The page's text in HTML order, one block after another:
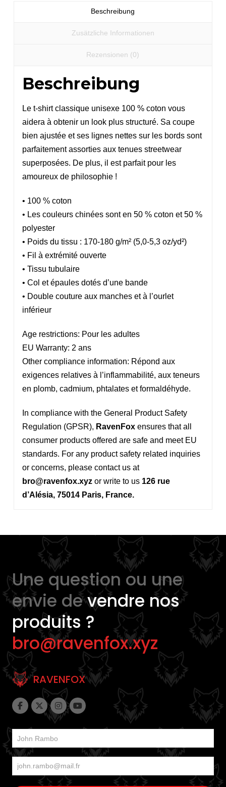
Beschreibung
Zusätzliche Informationen
Rezensionen (0)
Beschreibung
Le t-shirt classique unisexe 100 % coton vous
aidera à obtenir un look plus structuré. Sa coupe
bien ajustée et ses lignes nettes sur les bords sont
parfaitement assorties aux tenues streetwear
superposées. De plus, il est parfait pour les
amoureux de philosophie !
• 100 % coton
• Les couleurs chinées sont en 50 % coton et 50 %
polyester
• Poids du tissu : 170-180 g/m² (5,0-5,3 oz/yd²)
• Fil à extrémité ouverte
• Tissu tubulaire
• Col et épaules dotés d’une bande
• Double couture aux manches et à l’ourlet
inférieur
Age restrictions: Pour les adultes
EU Warranty: 2 ans
Other compliance information: Répond aux
exigences relatives à l’inflammabilité, aux teneurs
en plomb, cadmium, phtalates et formaldéhyde.
In compliance with the General Product Safety
Regulation (GPSR), RavenFoxensures that all
consumer products offered are safe and meet EU
standards. For any product safety related inquiries
or concerns, please contact us at
bro@ravenfox.xyzor write to us 126 rue
d’Alésia, 75014 Paris, France.
Une question ou une
envie devendre nos
produits ?
bro@ravenfox.xyz
RAVENFOX